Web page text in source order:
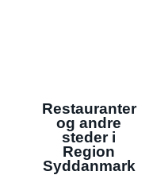
Restauranter
og andre
steder i
Region
Syddanmark